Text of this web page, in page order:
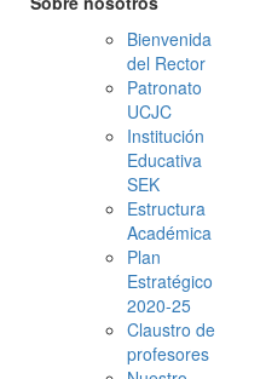
Bienvenida
del Rector
Patronato
UCJC
Institución
Educativa
SEK
Estructura
Académica
Plan
Estratégico
2020-25
Claustro de
profesores